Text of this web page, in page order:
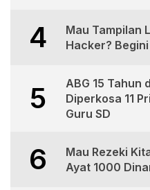
4
Mau Tampilan
Hacker?
5
ABG 15 Tahun
Diperkosa 11
Guru SD
6
Mau Rezeki
Ayat 1000